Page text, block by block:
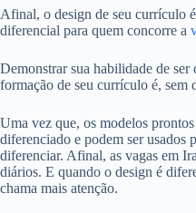
Afinal, o design de seu currículo
diferencial para quem concorre a
Demonstrar sua habilidade de
formação de seu currículo é, sem
Uma vez que, os modelos
diferenciado e podem ser usados
diferenciar. Afinal, as vagas em
diários. E quando o design é
chama mais atenção.